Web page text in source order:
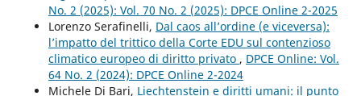
No. 2 (2025): Vol. 70 No. 2 (2025): DPCE Online 2-2025
Lorenzo Serafinelli, Dal caos all’ordine (e viceversa):
l’impatto del trittico della Corte EDU sul contenzioso
climatico europeo di diritto privato , DPCE Online: Vol.
64 No. 2 (2024): DPCE Online 2-2024
Michele Di Bari, Liechtenstein e diritti umani: il punto